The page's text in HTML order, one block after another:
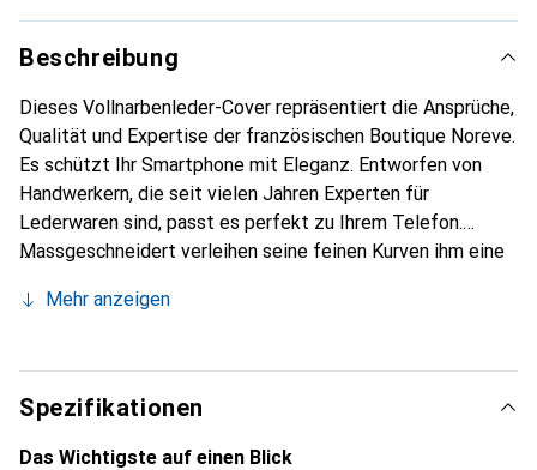
Beschreibung
Dieses Vollnarbenleder-Cover repräsentiert die Ansprüche,
Qualität und Expertise der französischen Boutique Noreve.
Es schützt Ihr Smartphone mit Eleganz. Entworfen von
Handwerkern, die seit vielen Jahren Experten für
Lederwaren sind, passt es perfekt zu Ihrem Telefon.
Massgeschneidert verleihen seine feinen Kurven ihm eine
unverzichtbaren Accessoire für Ihr Smartphone.
die Marke Noreve eine sichere Wahl für eine
anspruchsvolle Kundschaft.
Mehr anzeigen
Spezifikationen
Das Wichtigste auf einen Blick